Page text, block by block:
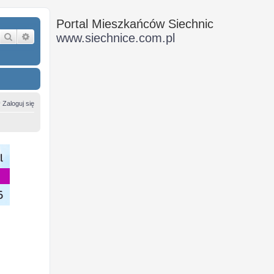
Szukaj Wyszukiwanie zaawansowane
Zaloguj się
Portal Mieszkańców Siechnic
www.siechnice.com.pl